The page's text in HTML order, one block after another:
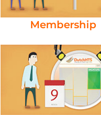
Membership